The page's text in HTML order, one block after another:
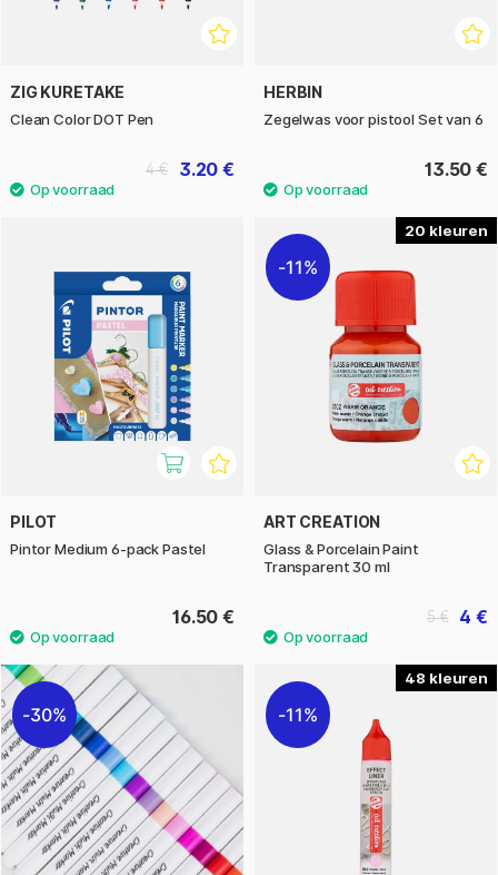
ZIG KURETAKE
Clean Color DOT Pen
3.20 €
4 €
HERBIN
Zegelwas voor pistool Set van 6
13.50 €
PILOT
Pintor Medium 6-pack Pastel
16.50 €
20
11%
ART CREATION
Glass & Porcelain Paint
Transparent 30 ml
4 €
5 €
30%
48
11%